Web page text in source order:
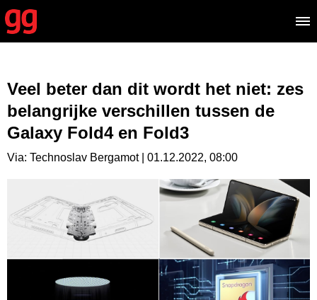
Veel beter dan dit wordt het niet: zes
belangrijke verschillen tussen de
Galaxy Fold4 en Fold3
Via: Technoslav Bergamot | 01.12.2022, 08:00